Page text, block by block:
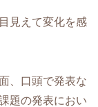
見えて変化を感
、口頭で発表な
題の発表におい